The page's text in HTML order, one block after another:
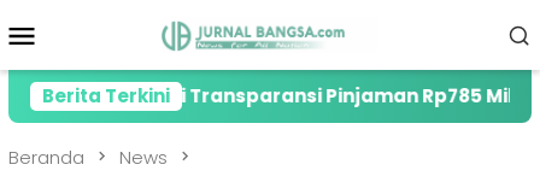
ke
Mobile
Berita Terkini
Soroti Transparansi Pinjaman Rp785 Miliar
Beranda News